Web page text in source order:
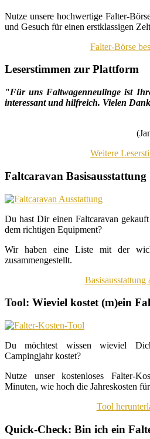
Nutze unsere hochwertige Falter-
und Gesuch für einen erstklassigen
Falter-Börse
Leserstimmen zur Plattform
"Für uns Faltwagenneulinge ist
interessant und hilfreich. Vielen
Weitere
Faltcaravan Basisausstattung
Du hast Dir einen Faltcaravan
dem richtigen Equipment?
Wir haben eine Liste mit der
zusammengestellt.
Basisausstattung
Tool: Wieviel kostet (m)ein
Du möchtest wissen wieviel
Campingjahr kostet?
Nutze unser kostenloses Falter-
Minuten, wie hoch die Jahreskosten
Tool
Quick-Check: Bin ich ein